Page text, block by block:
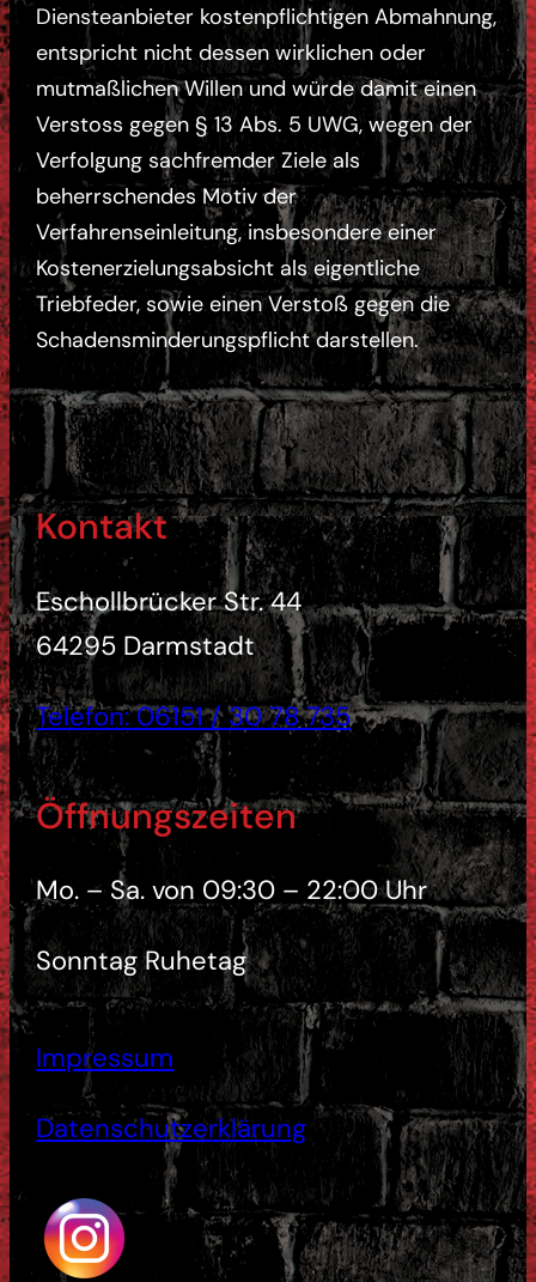
Diensteanbieter kostenpflichtigen Abmahnung,
entspricht nicht dessen wirklichen oder
mutmaßlichen Willen und würde damit einen
Verstoss gegen § 13 Abs. 5 UWG, wegen der
Verfolgung sachfremder Ziele als
beherrschendes Motiv der
Verfahrenseinleitung, insbesondere einer
Kostenerzielungsabsicht als eigentliche
Triebfeder, sowie einen Verstoß gegen die
Schadensminderungspflicht darstellen.
Kontakt
Eschollbrücker Str. 44
64295 Darmstadt
Telefon: 06151 / 30 78 735
Öffnungszeiten
Mo. – Sa. von 09:30 – 22:00 Uhr
Sonntag Ruhetag
Impressum
Datenschutzerklärung